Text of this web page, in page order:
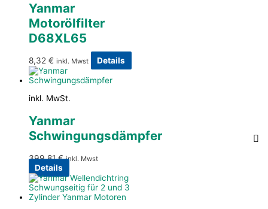
Yanmar
Motorölfilter
D68XL65
8,32 € inkl. Mwst Details
inkl. MwSt.
Yanmar
Schwingungsdämpfer
399,81€ inkl. Mwst
Details